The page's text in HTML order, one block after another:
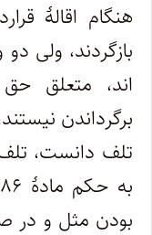
هنگام اقالۀ
بازگردند، ولی
اند، متعلق
برگرداندن
تلف دانست،
بودن مثل و در